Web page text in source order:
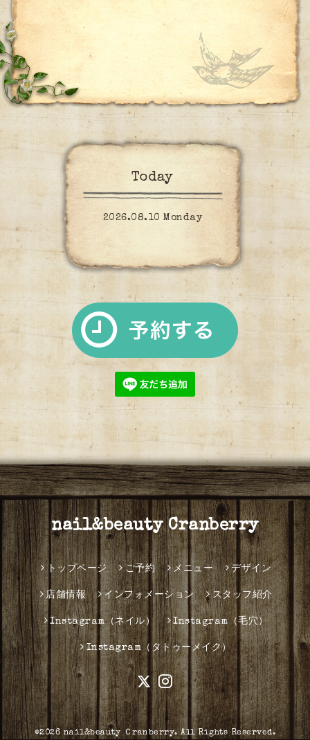
Today
2026.08.10 Monday
nail&beauty Cranberry
トップページ ご予約 メニュー デザイン
店舗情報 インフォメーション スタッフ紹介
Instagram（ネイル） Instagram（毛穴）
Instagram（タトゥーメイク）
©2026 nail&beauty Ｃranberry. All Rights Reserved.